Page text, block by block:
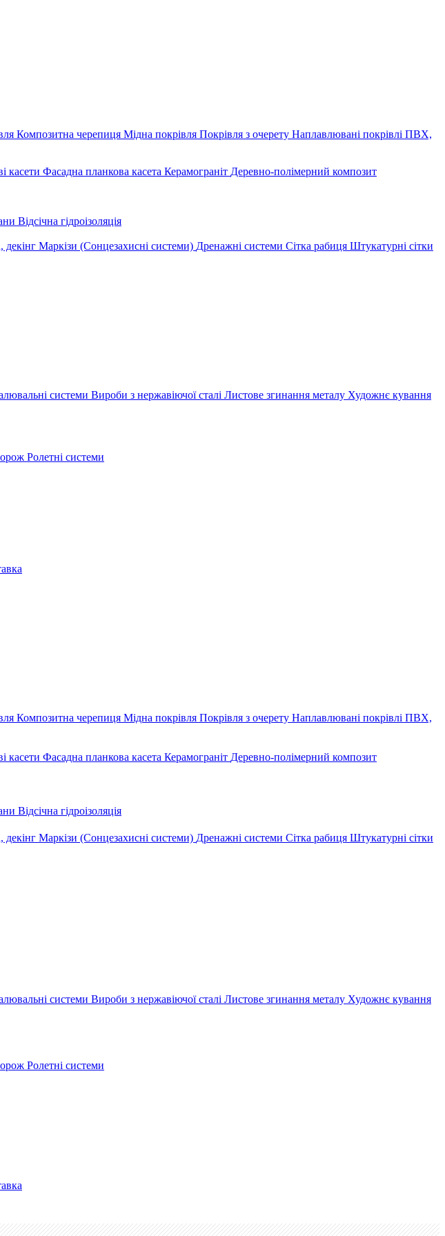
Композитна черепиця Мідна покрівля Покрівля з очерету Наплавлювані покрівлі ПВХ,
касети Фасадна планкова касета Керамограніт Деревно-полімерний композит
Відсічна гідроізоляція
декінг Маркізи (Сонцезахисні системи) Дренажні системи Сітка рабиця Штукатурні сітки
системи Вироби з нержавіючої сталі Листове згинання металу Художнє кування
Ролетні системи
Композитна черепиця Мідна покрівля Покрівля з очерету Наплавлювані покрівлі ПВХ,
касети Фасадна планкова касета Керамограніт Деревно-полімерний композит
Відсічна гідроізоляція
декінг Маркізи (Сонцезахисні системи) Дренажні системи Сітка рабиця Штукатурні сітки
системи Вироби з нержавіючої сталі Листове згинання металу Художнє кування
Ролетні системи